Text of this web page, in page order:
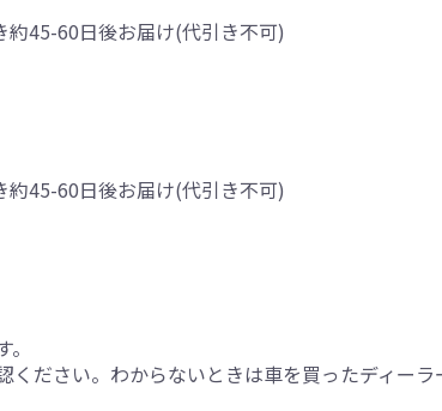
45-60日後お届け(代引き不可)
45-60日後お届け(代引き不可)
ださい。わからないときは車を買ったディーラ